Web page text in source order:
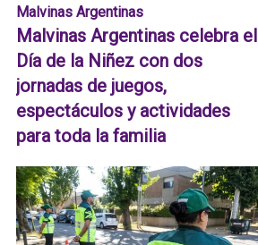
Malvinas Argentinas
Malvinas Argentinas celebra el
Día de la Niñez con dos
jornadas de juegos,
espectáculos y actividades
para toda la familia